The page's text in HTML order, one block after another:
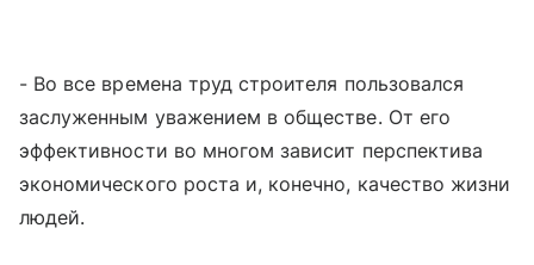
- Во все времена труд строителя пользовался
заслуженным уважением в обществе. От его
эффективности во многом зависит перспектива
экономического роста и, конечно, качество жизни
людей.